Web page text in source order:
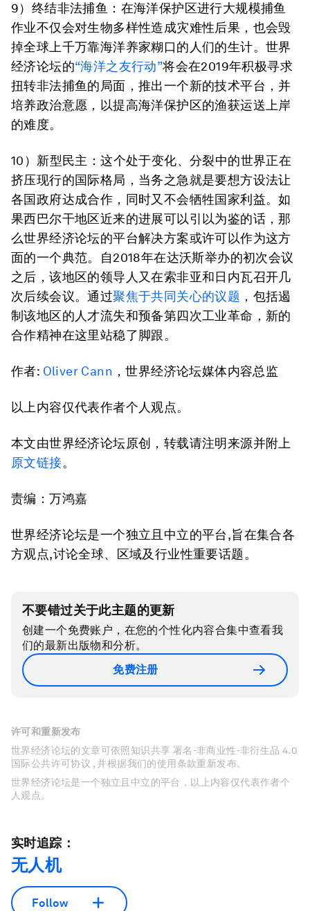
9）终结非法捕鱼： 在海洋保护区进行大规模捕鱼
作业不仅会对生物多样性造成灾难性后果，也会毁
掉全球上千万靠海洋养家糊口的人们的生计。世界
经济论坛的“海洋之友行动”将会在2019年积极寻求
扭转非法捕鱼的局面，推出一个新的技术平台，并
培养政治意愿，以提高海洋保护区的渔获运送上岸
的难度。
10）新型民主：这个处于变化、分裂中的世界正在
挤压现行的国际格局，当务之急就是要想方设法让
各国政府达成合作，同时又不会牺牲国家利益。如
果西巴尔干地区近来的进展可以引以为鉴的话，那
么世界经济论坛的平台解决方案或许可以作为这方
面的一个典范。自2018年在达沃斯举办的初次会议
之后，该地区的领导人又在索非亚和日内瓦召开几
次后续会议。通过聚焦于共同关心的议题 ，包括遏
制该地区的人才流失和预备第四次工业革命，新的
合作精神在这里站稳了脚跟。
作者: Oliver Cann ，世界经济论坛媒体内容总监
以上内容仅代表作者个人观点。
本文由世界经济论坛原创，转载请注明来源并附上
原文链接。
责编：万鸿嘉
世界经济论坛是一个独立且中立的平台,旨在集合各
方观点,讨论全球、区域及行业性重要话题。
不要错过关于此主题的更新
创建一个免费账户，在您的个性化内容合集中查看我
们的最新出版物和分析。
免费注册
许可和重新发布
世界经济论坛的文章可依照知识共享 署名-非商业性-非衍生品 4.0
国际公共许可协议 , 并根据我们的使用条款重新发布。
世界经济论坛是一个独立且中立的平台，以上内容仅代表作者个
人观点。
实时追踪：
无人机
Follow